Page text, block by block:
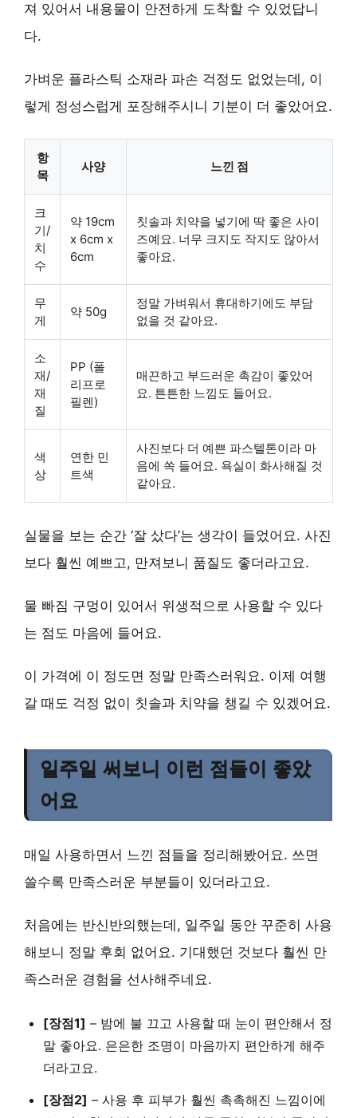
져 있어서 내용물이 안전하게 도착할 수 있었답니
다.
가벼운 플라스틱 소재라 파손 걱정도 없었는데, 이
렇게 정성스럽게 포장해주시니 기분이 더 좋았어요.
항
목
사양 느낀 점
크
기/
치
수
약 19cm
x 6cm x
6cm
칫솔과 치약을 넣기에 딱 좋은 사이
즈예요. 너무 크지도 작지도 않아서
좋아요.
무
게
약 50g
정말 가벼워서 휴대하기에도 부담
없을 것 같아요.
소
재/
재
질
PP (폴
리프로
필렌)
매끈하고 부드러운 촉감이 좋았어
요. 튼튼한 느낌도 들어요.
색
상
연한 민
트색
사진보다 더 예쁜 파스텔톤이라 마
음에 쏙 들어요. 욕실이 화사해질 것
같아요.
실물을 보는 순간 ‘잘 샀다’는 생각이 들었어요. 사진
보다 훨씬 예쁘고, 만져보니 품질도 좋더라고요.
물 빠짐 구멍이 있어서 위생적으로 사용할 수 있다
는 점도 마음에 들어요.
이 가격에 이 정도면 정말 만족스러워요. 이제 여행
갈 때도 걱정 없이 칫솔과 치약을 챙길 수 있겠어요.
일주일 써보니 이런 점들이 좋았
어요
매일 사용하면서 느낀 점들을 정리해봤어요. 쓰면
쓸수록 만족스러운 부분들이 있더라고요.
처음에는 반신반의했는데, 일주일 동안 꾸준히 사용
해보니 정말 후회 없어요. 기대했던 것보다 훨씬 만
족스러운 경험을 선사해주네요.
[장점1] – 밤에 불 끄고 사용할 때 눈이 편안해서 정
말 좋아요. 은은한 조명이 마음까지 편안하게 해주
더라고요.
[장점2] – 사용 후 피부가 훨씬 촉촉해진 느낌이에